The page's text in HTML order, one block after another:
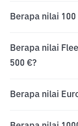
Berapa nilai
Berapa nilai
500 €?
Berapa nilai